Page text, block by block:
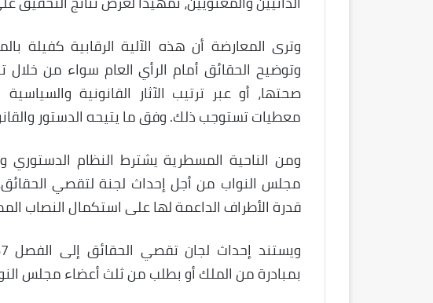
وترى المعارضة أن هذه الآلية الرقابية
وتوضيح الحقائق أمام الرأي العام سواء من خلال
صحتها، أو عبر ترتيب الآثار القانونية
معطيات تستوجب ذلك. وفق ما يتيحه الدستور
ومن الناحية المسطرية يشترط النظام الدستوري
مجلس النواب من أجل إحداث لجنة لتقصي
قدرة الأطراف الداعمة لها على استكمال النصاب
بمبادرة من الملك أو بطلب من ثلث أعضاء مجلس